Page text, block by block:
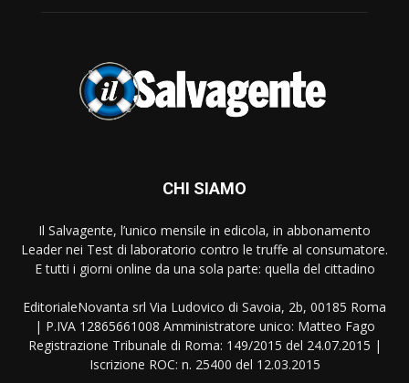
CHI SIAMO
Il Salvagente, l’unico mensile in edicola, in abbonamento
Leader nei Test di laboratorio contro le truffe al consumatore.
E tutti i giorni online da una sola parte: quella del cittadino
EditorialeNovanta srl Via Ludovico di Savoia, 2b, 00185 Roma
| P.IVA 12865661008 Amministratore unico: Matteo Fago
Registrazione Tribunale di Roma: 149/2015 del 24.07.2015 |
Iscrizione ROC: n. 25400 del 12.03.2015